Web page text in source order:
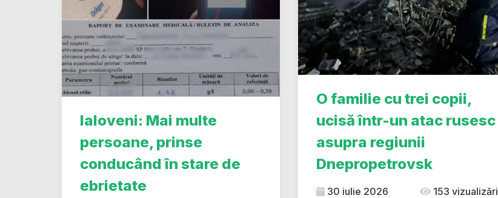
O familie cu trei copii,
ucisă într-un atac rusesc
asupra regiunii
Dnepropetrovsk
30 iulie 2026 153 vizualizări
Ialoveni: Mai multe
persoane, prinse
conducând în stare de
ebrietate